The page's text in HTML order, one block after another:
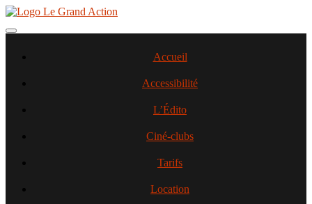
Aller
contenu
Toggle navigation
Accueil
Accessibilité
L’Édito
Ciné-clubs
Tarifs
Location